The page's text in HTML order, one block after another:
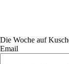
Die Woche auf
Email